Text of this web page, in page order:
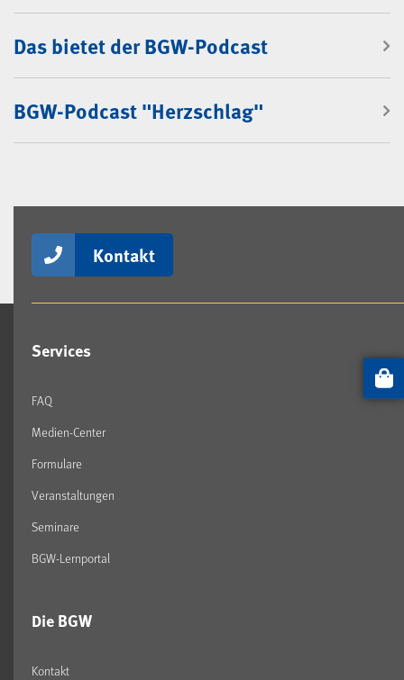
Das bietet der BGW-Podcast
BGW-Podcast "Herzschlag"
Kontakt
Services
FAQ
Medien-Center
Formulare
Veranstaltungen
Seminare
BGW-Lernportal
Die BGW
Kontakt
Artikel